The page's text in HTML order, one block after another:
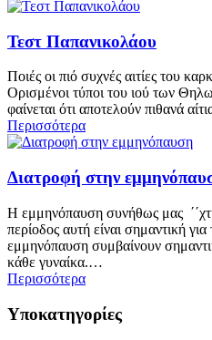
Τεστ Παπανικολάου
Ποιές οι πιό συχνές αιτίες του
Ορισμένοι τύποι του ιού των
φαίνεται ότι αποτελούν πιθανά
Περισσότερα
Διατροφή στην
Η εμμηνόπαυση συνήθως μας
περίοδος αυτή είναι σημαντική
εμμηνόπαυση συμβαίνουν
κάθε γυναίκα.…
Περισσότερα
Υποκατηγορίες